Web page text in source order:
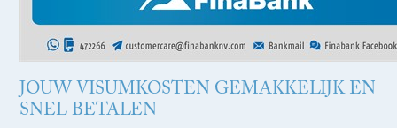
JOUW VISUMKOSTEN GEMAKKELIJK EN
SNEL BETALEN